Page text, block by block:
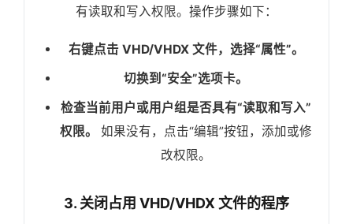
有读取和写入权限。操作步骤如下：
右键点击 VHD/VHDX 文件，选择“属性”。
切换到“安全”选项卡。
检查当前用户或用户组是否具有“读取和写入”
权限。
如果没有，点击“编辑”按钮，添加或修
改权限。
3. 关闭占用 VHD/VHDX 文件的程序